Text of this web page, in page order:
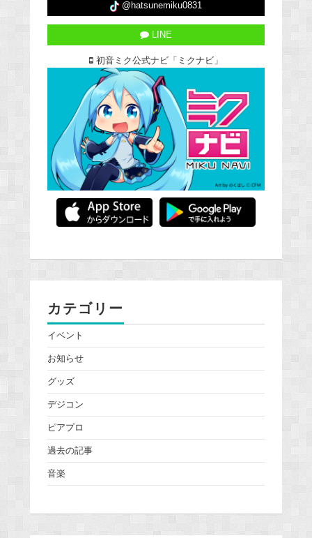
@hatsunemiku0831
LINE
初音ミク公式ナビ「ミクナビ」
カテゴリー
イベント
お知らせ
グッズ
デジコン
ピアプロ
過去の記事
音楽